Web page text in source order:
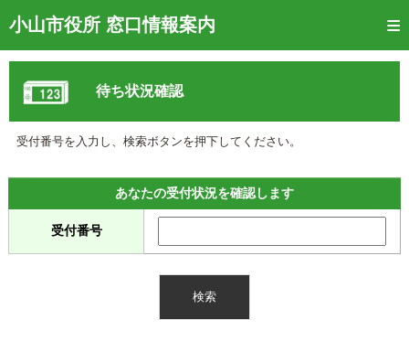
小山市役所 窓口情報案内
トップページ
窓口混雑状況
待ち状況確認
メール通知登録
混雑予想カレンダー
待ち状況確認
受付番号を入力し、検索ボタンを押下してください。
あなたの受付状況を確認します
受付番号